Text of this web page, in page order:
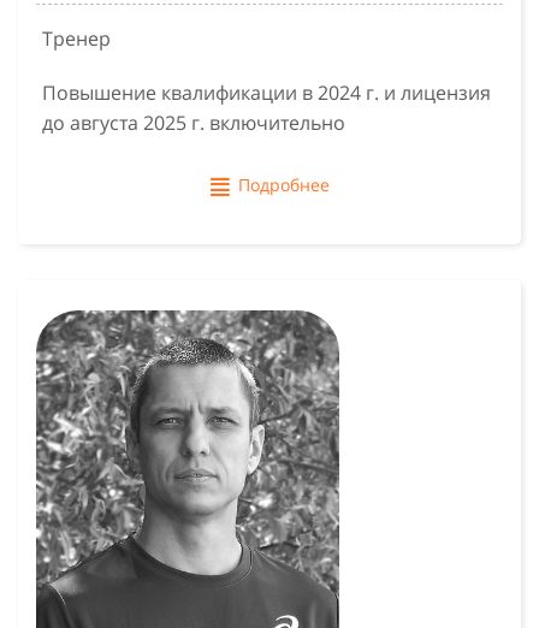
Тренер
Повышение квалификации в 2024 г. и лицензия
до августа 2025 г. включительно
Подробнее